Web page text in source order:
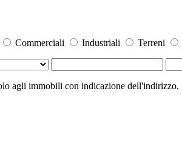
Commerciali Industriali Terreni
agli immobili con indicazione dell'indirizzo.